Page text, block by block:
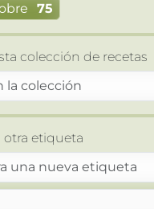
75
colección de recetas
otra etiqueta